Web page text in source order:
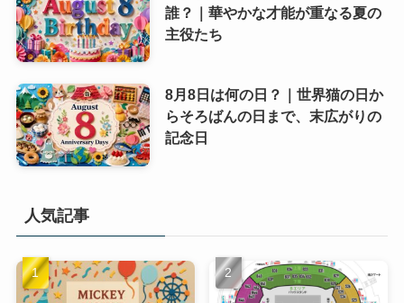
誰？｜華やかな才能が重なる夏の
主役たち
8月8日は何の日？｜世界猫の日か
らそろばんの日まで、末広がりの
記念日
人気記事